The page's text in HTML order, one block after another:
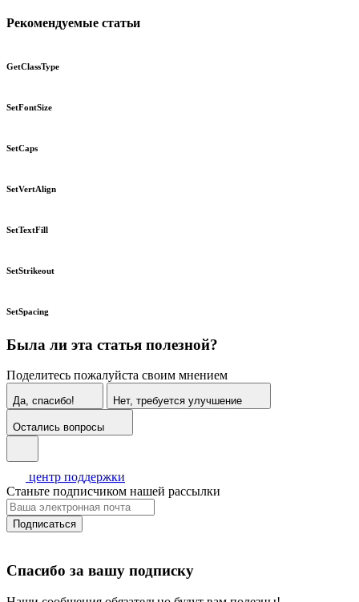
Рекомендуемые статьи
GetClassType
SetFontSize
SetCaps
SetVertAlign
SetTextFill
SetStrikeout
SetSpacing
Была ли эта статья полезной?
Поделитесь пожалуйста своим мнением
Да, спасибо! Нет, требуется улучшение
Остались вопросы
центр поддержки
Станьте подписчиком нашей рассылки
Подписаться
Спасибо за вашу подписку